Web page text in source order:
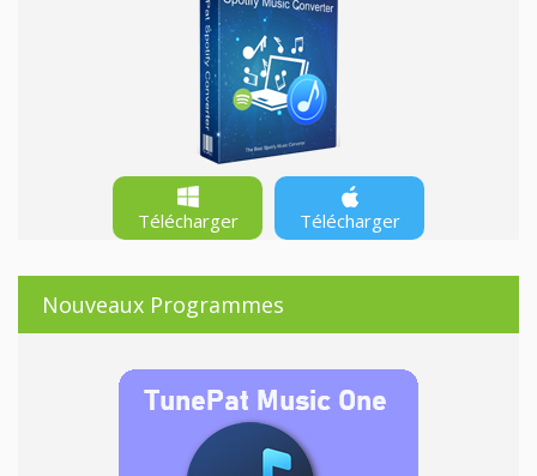
Télécharger Télécharger
Nouveaux Programmes